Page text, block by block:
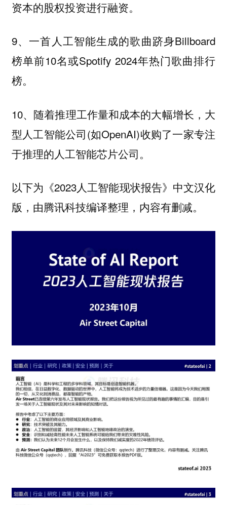
资本的股权投资进行融资。
9、一首人工智能生成的歌曲跻身Billboard
榜单前10名或Spotify 2024年热门歌曲排行
榜。
10、随着推理工作量和成本的大幅增长，大
型人工智能公司(如OpenAI)收购了一家专注
于推理的人工智能芯片公司。
以下为《2023人工智能现状报告》中文汉化
版，由腾讯科技编译整理，内容有删减。